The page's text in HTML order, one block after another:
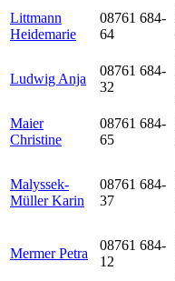
Littmann
Heidemarie
08761 684-
64
Ludwig Anja
08761 684-
32
Maier
Christine
08761 684-
65
Malyssek-
Müller Karin
08761 684-
37
Mermer Petra
08761 684-
12